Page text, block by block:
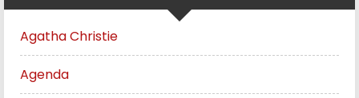
Agatha Christie
Agenda